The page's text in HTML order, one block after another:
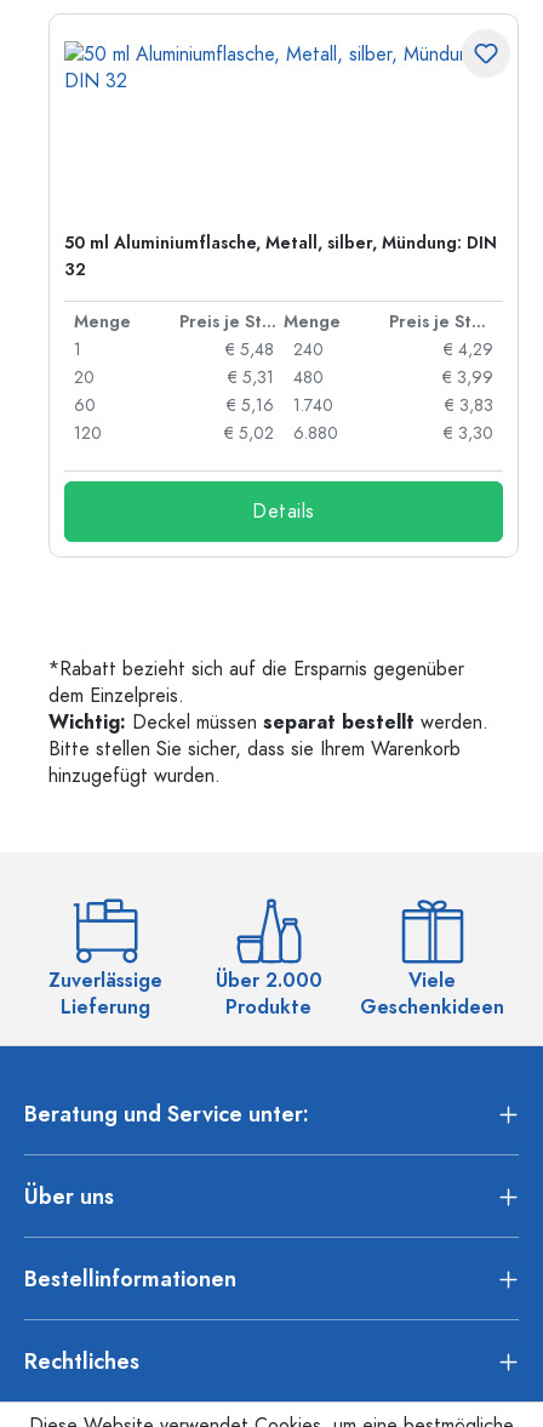
50 ml Aluminiumflasche, Metall, silber, Mündung: DIN
32
Menge Preis je Stück Menge
Preis je Stück
1
€ 5,48
20
€ 5,31
60
€ 5,16
120
€ 5,02
240
€ 4,29
480
€ 3,99
1.740
€ 3,83
6.880
€ 3,30
Details
*Rabatt bezieht sich auf die Ersparnis gegenüber
dem Einzelpreis.
Wichtig: Deckel müssen separat bestellt werden.
Bitte stellen Sie sicher, dass sie Ihrem Warenkorb
hinzugefügt wurden.
Zuverlässige
Lieferung
Über 2.000
Produkte
Viele
Geschenkideen
Beratung und Service unter:
Über uns
Bestellinformationen
Rechtliches